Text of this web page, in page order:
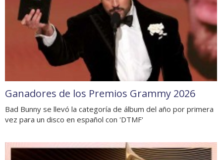
Ganadores de los Premios Grammy 2026
Bad Bunny se llevó la categoría de álbum del año por primera
vez para un disco en español con 'DTMF'